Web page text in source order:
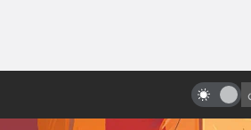
первый сценарий «Матрицы»